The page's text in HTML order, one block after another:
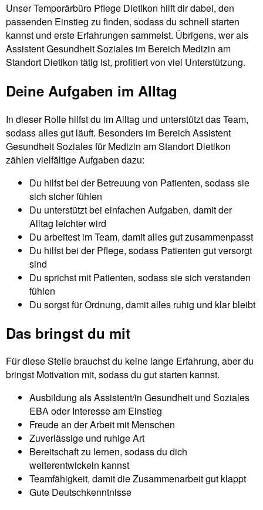
Unser Temporärbüro Pflege Dietikon hilft dir dabei, den
passenden Einstieg zu finden, sodass du schnell starten
kannst und erste Erfahrungen sammelst. Übrigens, wer als
Assistent Gesundheit Soziales im Bereich Medizin am
Standort Dietikon tätig ist, profitiert von viel Unterstützung.
Deine Aufgaben im Alltag
In dieser Rolle hilfst du im Alltag und unterstützt das Team,
sodass alles gut läuft. Besonders im Bereich Assistent
Gesundheit Soziales für Medizin am Standort Dietikon
zählen vielfältige Aufgaben dazu:
Du hilfst bei der Betreuung von Patienten, sodass sie
sich sicher fühlen
Du unterstützt bei einfachen Aufgaben, damit der
Alltag leichter wird
Du arbeitest im Team, damit alles gut zusammenpasst
Du hilfst bei der Pflege, sodass Patienten gut versorgt
sind
Du sprichst mit Patienten, sodass sie sich verstanden
fühlen
Du sorgst für Ordnung, damit alles ruhig und klar bleibt
Das bringst du mit
Für diese Stelle brauchst du keine lange Erfahrung, aber du
bringst Motivation mit, sodass du gut starten kannst.
Ausbildung als Assistent/in Gesundheit und Soziales
EBA oder Interesse am Einstieg
Freude an der Arbeit mit Menschen
Zuverlässige und ruhige Art
Bereitschaft zu lernen, sodass du dich
weiterentwickeln kannst
Teamfähigkeit, damit die Zusammenarbeit gut klappt
Gute Deutschkenntnisse